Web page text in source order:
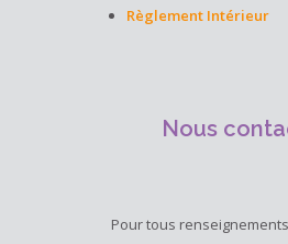
Règlement Intérieur
Nous
Pour tous renseignements